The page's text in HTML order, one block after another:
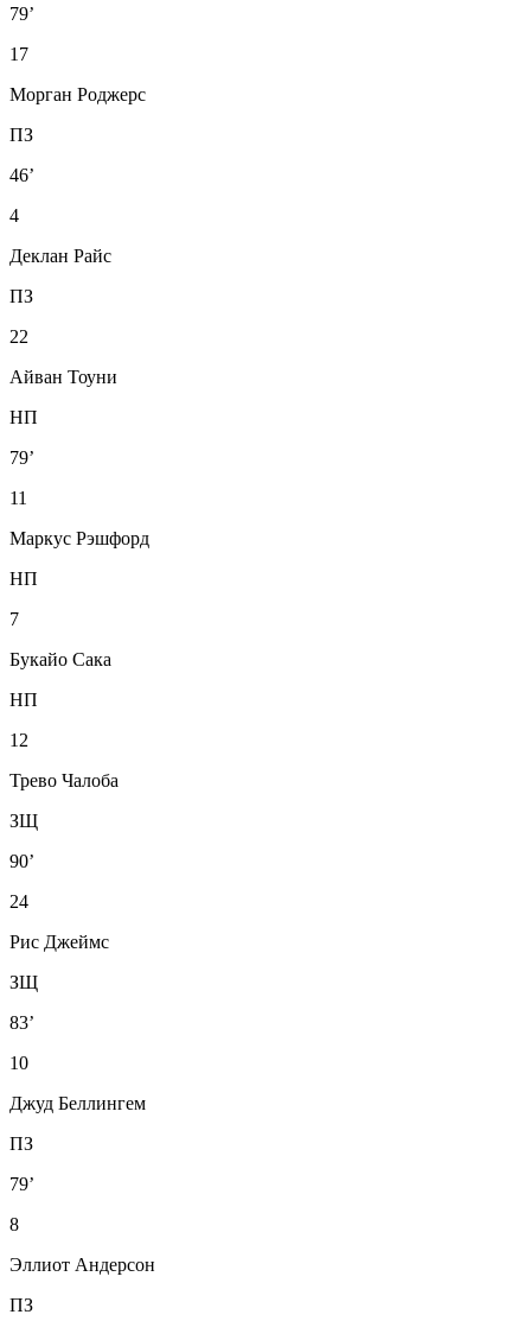
79’
17
Морган Роджерс
ПЗ
46’
4
Деклан Райс
ПЗ
22
Айван Тоуни
НП
79’
11
Маркус Рэшфорд
НП
7
Букайо Сака
НП
12
Трево Чалоба
ЗЩ
90’
24
Рис Джеймс
ЗЩ
83’
10
Джуд Беллингем
ПЗ
79’
8
Эллиот Андерсон
ПЗ